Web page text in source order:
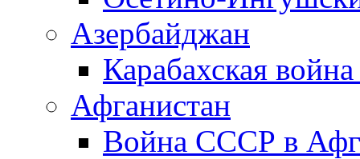
Азербайджан
Карабахская
Афганистан
Война СССР в